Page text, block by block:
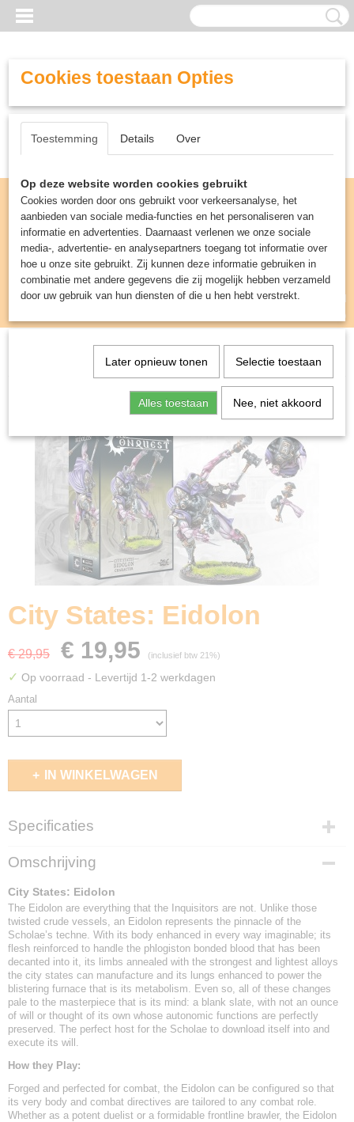
Inloggen Registreren
UW WINKELWAGEN
(0)
Miniature Gaming>City States: Eidolon
City States: Eidolon
€ 29,95 € 19,95 (inclusief btw 21%)
✓ Op voorraad - Levertijd 1-2 werkdagen
Aantal
IN WINKELWAGEN
Specificaties
EAN code
5213009016155
Omschrijving
City States: Eidolon
The Eidolon are everything that the Inquisitors are not. Unlike those
twisted crude vessels, an Eidolon represents the pinnacle of the
Scholae’s techne. With its body enhanced in every way imaginable; its
flesh reinforced to handle the phlogiston bonded blood that has been
decanted into it, its limbs annealed with the strongest and lightest alloys
the city states can manufacture and its lungs enhanced to power the
blistering furnace that is its metabolism. Even so, all of these changes
pale to the masterpiece that is its mind: a blank slate, with not an ounce
of will or thought of its own whose autonomic functions are perfectly
preserved. The perfect host for the Scholae to download itself into and
execute its will.
How they Play:
Forged and perfected for combat, the Eidolon can be configured so that
its very body and combat directives are tailored to any combat role.
Whether as a potent duelist or a formidable frontline brawler, the Eidolon
Cookies toestaan Opties
Toestemming Details Over
Op deze website worden cookies gebruikt
Cookies worden door ons gebruikt voor verkeersanalyse, het
aanbieden van sociale media-functies en het personaliseren van
informatie en advertenties. Daarnaast verlenen we onze sociale
media-, advertentie- en analysepartners toegang tot informatie over
hoe u onze site gebruikt. Zij kunnen deze informatie gebruiken in
combinatie met andere gegevens die zij mogelijk hebben verzameld
door uw gebruik van hun diensten of die u hen hebt verstrekt.
Later opnieuw tonen Selectie toestaan
Alles toestaan Nee, niet akkoord